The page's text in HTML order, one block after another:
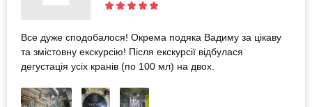
Все дуже сподобалося! Окрема подяка Вадиму за цікаву
та змістовну екскурсію! Після екскурсії відбулася
дегустація усіх кранів (по 100 мл) на двох.